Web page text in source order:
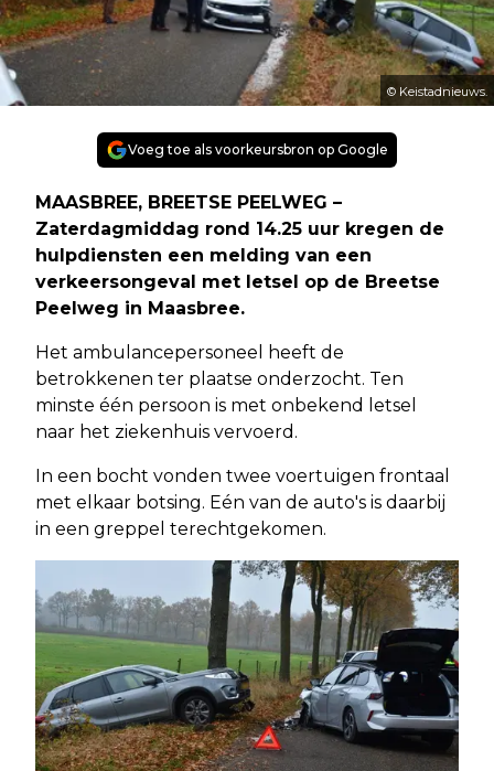
© Keistadnieuws.
Voeg toe als voorkeursbron op Google
MAASBREE, BREETSE PEELWEG –
Zaterdagmiddag rond 14.25 uur kregen de
hulpdiensten een melding van een
verkeersongeval met letsel op de Breetse
Peelweg in Maasbree.
Het ambulancepersoneel heeft de
betrokkenen ter plaatse onderzocht. Ten
minste één persoon is met onbekend letsel
naar het ziekenhuis vervoerd.
In een bocht vonden twee voertuigen frontaal
met elkaar botsing. Eén van de auto's is daarbij
in een greppel terechtgekomen.